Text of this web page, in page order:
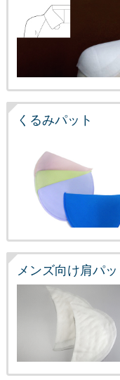
くるみパット
メンズ向け肩パッ